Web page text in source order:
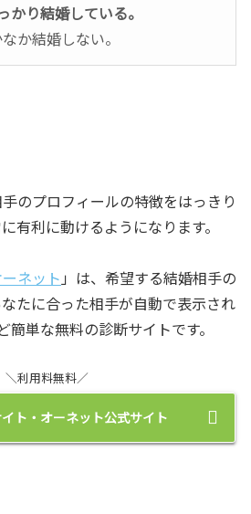
かり結婚している。
か結婚しない。
のプロフィールの特徴をはっきり
有利に動けるようになります。
ネット 」は、希望する結婚相手の
たに合った相手が自動で表示され
簡単な無料の診断サイトです。
＼利用料無料／
ト・オーネット公式サイト